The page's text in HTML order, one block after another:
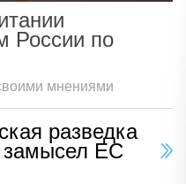
России по
мнениями
разведка
замысел ЕС